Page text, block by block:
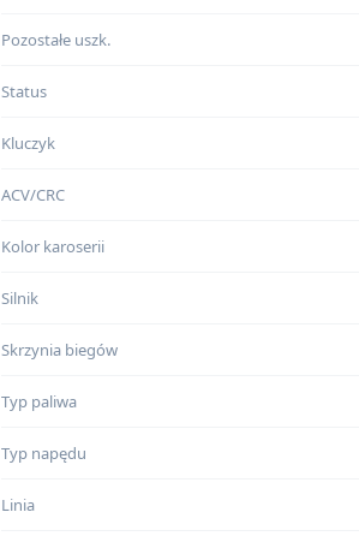
Pozostałe uszk.
Status
Kluczyk
ACV/CRC
Kolor karoserii
Silnik
Skrzynia biegów
Typ paliwa
Typ napędu
Linia